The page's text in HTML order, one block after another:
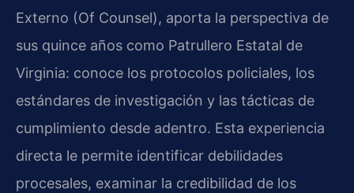
Externo (Of Counsel), aporta la perspectiva de
sus quince años como Patrullero Estatal de
Virginia: conoce los protocolos policiales, los
estándares de investigación y las tácticas de
cumplimiento desde adentro. Esta experiencia
directa le permite identificar debilidades
procesales, examinar la credibilidad de los